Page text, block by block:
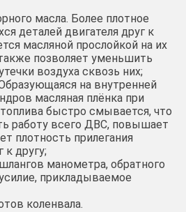
масла. Более плотное
деталей двигателя друг к
масляной прослойкой на их
позволяет уменьшить
воздуха сквозь них;
на внутренней
масляная плёнка при
быстро смывается, что
работу всего ДВС, повышает
плотность прилегания
к другу;
манометра, обратного
прикладываемое
коленвала.